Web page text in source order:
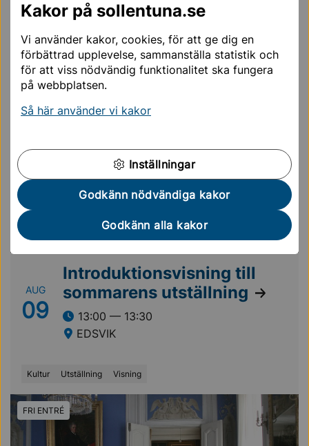
Kakor på sollentuna.se
Vi använder kakor, cookies, för att ge dig en
förbättrad upplevelse, sammanställa statistik och
för att viss nödvändig funktionalitet ska fungera
på webbplatsen.
Så här använder vi kakor
Inställningar
Godkänn nödvändiga kakor
Godkänn alla kakor
AUG
09
Stallbacken kultur
11:00 — 16:00
EDSVIK
Utställning
ÅTERKOMMANDE EVENEMANG
AUG
09
Introduktionsvisning till
sommarens utställning
13:00 — 13:30
EDSVIK
Kultur Utställning Visning
FRI ENTRÉ